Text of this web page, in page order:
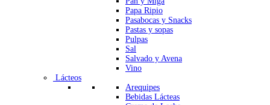
Papa Ripio
Pasabocas y Snacks
Pastas y sopas
Pulpas
Sal
Salvado y Avena
Vino
Lácteos
Arequipes
Bebidas Lácteas